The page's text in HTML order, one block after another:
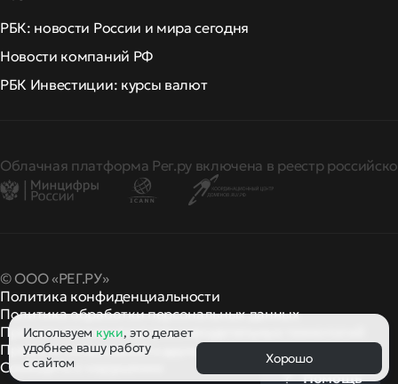
РБК: новости России и мира сегодня
Новости компаний РФ
РБК Инвестиции: курсы валют
Облачная платформа Рег.ру включена в реестр
© ООО «РЕГ.РУ»
Политика конфиденциальности
Политика обработки персональных данных
Правила применения рекомендательных технологий
Правила пользованияи другие
правила и политики
Сообщить о нарушении
Используем куки, это делает
удобнее вашу работу
с сайтом
Хорошо
Помощь